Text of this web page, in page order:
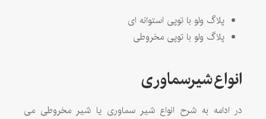
پلاگ ولو با توپی استوانه ای
پلاگ ولو با توپی مخروطی
انواعشیرسماوری
در ادامه به شرح انواع شیر سماوری یا شیر مخروطی می